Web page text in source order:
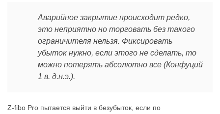
Аварийное закрытие происходит редко,
это неприятно но торговать без такого
ограничителя нельзя. Фиксировать
убыток нужно, если этого не сделать, то
можно потерять абсолютно все (Конфуций
1 в. д.н.э.).
Z-fibo Pro пытается выйти в безубыток, если по